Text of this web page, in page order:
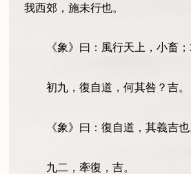
我西郊，施未行也。
《象》曰：風行天上，小畜
初九，復自道，何其咎？吉。
《象》曰：復自道，其義吉也
九二，牽復，吉。